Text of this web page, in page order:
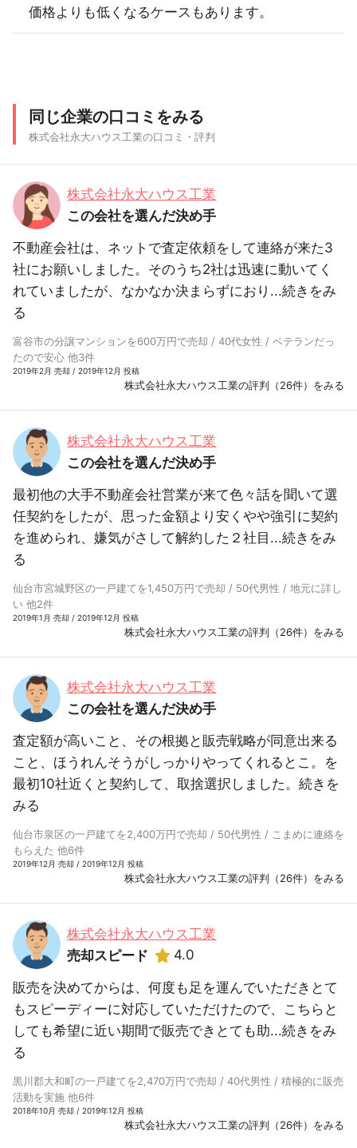
価格よりも低くなるケースもあります。
同じ企業の口コミをみる
株式会社永大ハウス工業の口コミ・評判
株式会社永大ハウス工業
この会社を選んだ決め手
不動産会社は、ネットで査定依頼をして連絡が来た3
社にお願いしました。そのうち2社は迅速に動いてく
れていましたが、なかなか決まらずにおり...続きをみ
る
富谷市の分譲マンションを600万円で売却 / 40代女性 / ベテランだっ
たので安心 他3件
2019年2月 売却 / 2019年12月 投稿
株式会社永大ハウス工業の評判（26件）をみる
株式会社永大ハウス工業
この会社を選んだ決め手
最初他の大手不動産会社営業が来て色々話を聞いて選
任契約をしたが、思った金額より安くやや強引に契約
を進められ、嫌気がさして解約した２社目...続きをみ
る
仙台市宮城野区の一戸建てを1,450万円で売却 / 50代男性 / 地元に詳し
い 他2件
2019年1月 売却 / 2019年12月 投稿
株式会社永大ハウス工業の評判（26件）をみる
株式会社永大ハウス工業
この会社を選んだ決め手
査定額が高いこと、その根拠と販売戦略が同意出来る
こと、ほうれんそうがしっかりやってくれるとこ。を
最初10社近くと契約して、取捨選択しました。 続きを
みる
仙台市泉区の一戸建てを2,400万円で売却 / 50代男性 / こまめに連絡を
もらえた 他6件
2019年12月 売却 / 2019年12月 投稿
株式会社永大ハウス工業の評判（26件）をみる
株式会社永大ハウス工業
売却スピード
4.0
販売を決めてからは、何度も足を運んでいただきとて
もスピーディーに対応していただけたので、こちらと
しても希望に近い期間で販売できとても助...続きをみ
る
黒川郡大和町の一戸建てを2,470万円で売却 / 40代男性 / 積極的に販売
活動を実施 他6件
2018年10月 売却 / 2019年12月 投稿
株式会社永大ハウス工業の評判（26件）をみる